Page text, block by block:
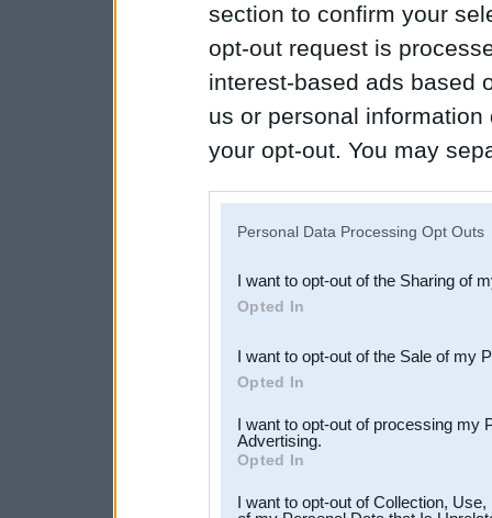
section to confirm your
opt-out request is
interest-based ads based
us or personal
your opt-out. You may
Downstream Participants
third parties.
Personal Data Processing Opt Outs
I want to opt-out of the Sharing of
Opted In
I want to opt-out of the Sale of my
Opted In
I want to opt-out of processing my
Advertising.
Opted In
I want to opt-out of Collection,